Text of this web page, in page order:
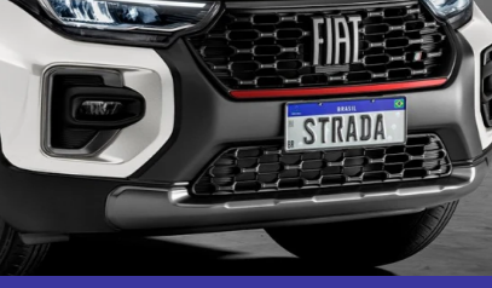
Espaço e conforto